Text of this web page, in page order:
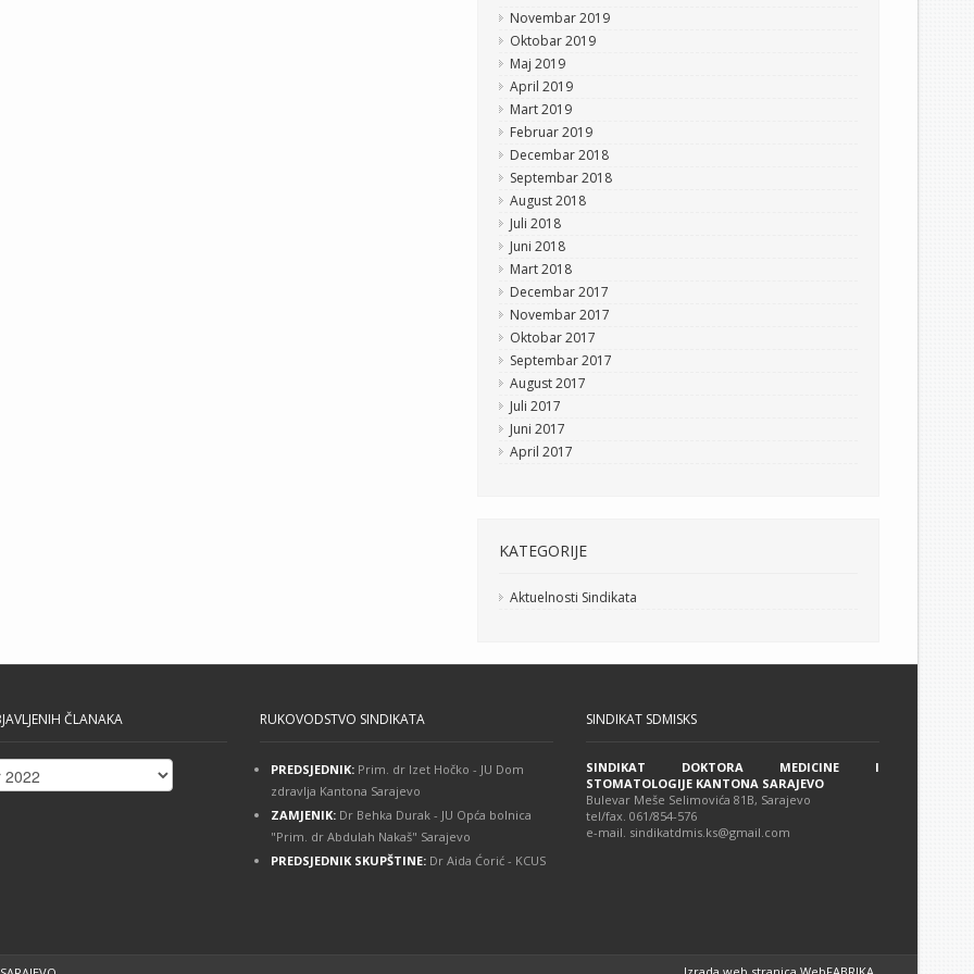
Novembar 2019
Oktobar 2019
Maj 2019
April 2019
Mart 2019
Februar 2019
Decembar 2018
Septembar 2018
August 2018
Juli 2018
Juni 2018
Mart 2018
Decembar 2017
Novembar 2017
Oktobar 2017
Septembar 2017
August 2017
Juli 2017
Juni 2017
April 2017
KATEGORIJE
Aktuelnosti Sindikata
ČLANAKA RUKOVODSTVO SINDIKATA
PREDSJEDNIK: Prim. dr Izet Hočko - JU Dom
zdravlja Kantona Sarajevo
ZAMJENIK: Dr Behka Durak - JU Opća bolnica
"Prim. dr Abdulah Nakaš" Sarajevo
PREDSJEDNIK SKUPŠTINE: Dr Aida Ćorić - KCUS
SINDIKAT SDMISKS
SINDIKAT DOKTORA MEDICINE I
STOMATOLOGIJE KANTONA SARAJEVO
Bulevar Meše Selimovića 81B, Sarajevo
tel/fax. 061/854-576
e-mail. sindikatdmis.ks@gmail.com